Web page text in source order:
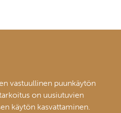
vastuullinen puunkäytön
on uusiutuvien
käytön kasvattaminen.